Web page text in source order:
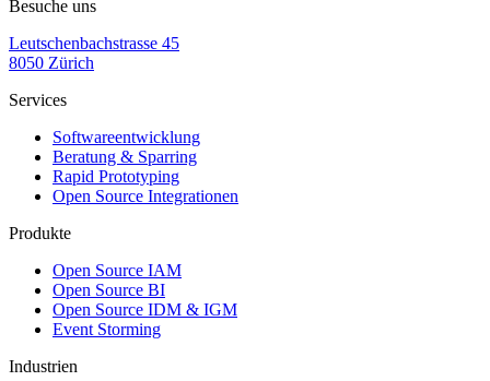
Besuche uns
Leutschenbachstrasse 45
8050 Zürich
Services
Softwareentwicklung
Beratung & Sparring
Rapid Prototyping
Open Source Integrationen
Produkte
Open Source IAM
Open Source BI
Open Source IDM & IGM
Event Storming
Industrien